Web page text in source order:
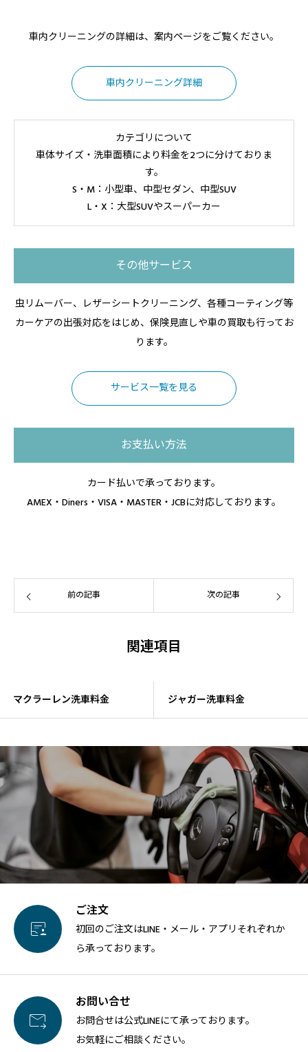
車内クリーニングの詳細は、案内ページをご覧ください。
車内クリーニング詳細
カテゴリについて
車体サイズ・洗車面積により料金を2つに分けておりま
す。
S・M：小型車、中型セダン、中型SUV
L・X：大型SUVやスーパーカー
その他サービス
虫リムーバー、レザーシートクリーニング、各種コーティング等
カーケアの出張対応をはじめ、保険見直しや車の買取も行ってお
ります。
サービス一覧を見る
お支払い方法
カード払いで承っております。
AMEX・Diners・VISA・MASTER・JCBに対応しております。
前の記事 次の記事
関連項目
マクラーレン洗車料金 ジャガー洗車料金

ご注文
初回のご注文はLINE・メール・アプリそれぞれか
ら承っております。

お問い合せ
お問合せは公式LINEにて承っております。
お気軽にご相談ください。